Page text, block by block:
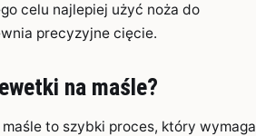
celu najlepiej użyć noża do
precyzyjne cięcie.
na maśle?
to szybki proces, który wymaga